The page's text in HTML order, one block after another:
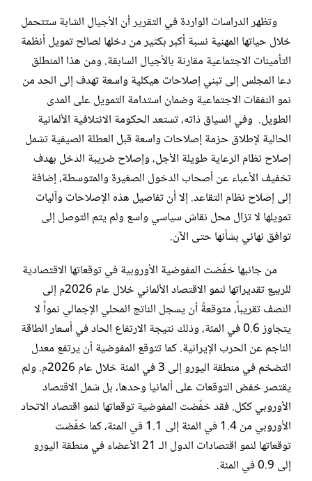
وتظهر الدراسات الواردة في التقرير أن الأجيال الشابة ستتحمل
خلال حياتها المهنية نسبة أكبر بكثير من دخلها لصالح تمويل أنظمة
التأمينات الاجتماعية مقارنة بالأجيال السابقة. ومن هذا المنطلق
دعا المجلس إلى تبني إصلاحات هيكلية واسعة تهدف إلى الحد من
نمو النفقات الاجتماعية وضمان استدامة التمويل على المدى
الطويل. وفي السياق ذاته، تستعد الحكومة الائتلافية الألمانية
الحالية لإطلاق حزمة إصلاحات واسعة قبل العطلة الصيفية تشمل
إصلاح نظام الرعاية طويلة الأجل، وإصلاح ضريبة الدخل بهدف
تخفيف الأعباء عن أصحاب الدخول الصغيرة والمتوسطة، إضافة
إلى إصلاح نظام التقاعد. إلا أن تفاصيل هذه الإصلاحات وآليات
تمويلها لا تزال محل نقاش سياسي واسع ولم يتم التوصل إلى
توافق نهائي بشأنها حتى الآن.
من جانبها خفّضت المفوضية الأوروبية في توقعاتها الاقتصادية
للربيع تقديراتها لنمو الاقتصاد الألماني خلال عام 2026م إلى
النصف تقريباً، متوقعةً أن يسجل الناتج المحلي الإجمالي نمواً لا
يتجاوز 0.6 في المئة، وذلك نتيجة الارتفاع الحاد في أسعار الطاقة
الناجم عن الحرب الإيرانية. كما تتوقع المفوضية أن يرتفع معدل
التضخم في منطقة اليورو إلى 3 في المئة خلال عام 2026م. ولم
يقتصر خفض التوقعات على ألمانيا وحدها، بل شمل الاقتصاد
الأوروبي ككل. فقد خفّضت المفوضية توقعاتها لنمو اقتصاد الاتحاد
الأوروبي من 1.4 في المئة إلى 1.1 في المئة، كما خفّضت
توقعاتها لنمو اقتصادات الدول الـ 21 الأعضاء في منطقة اليورو
إلى 0.9 في المئة.